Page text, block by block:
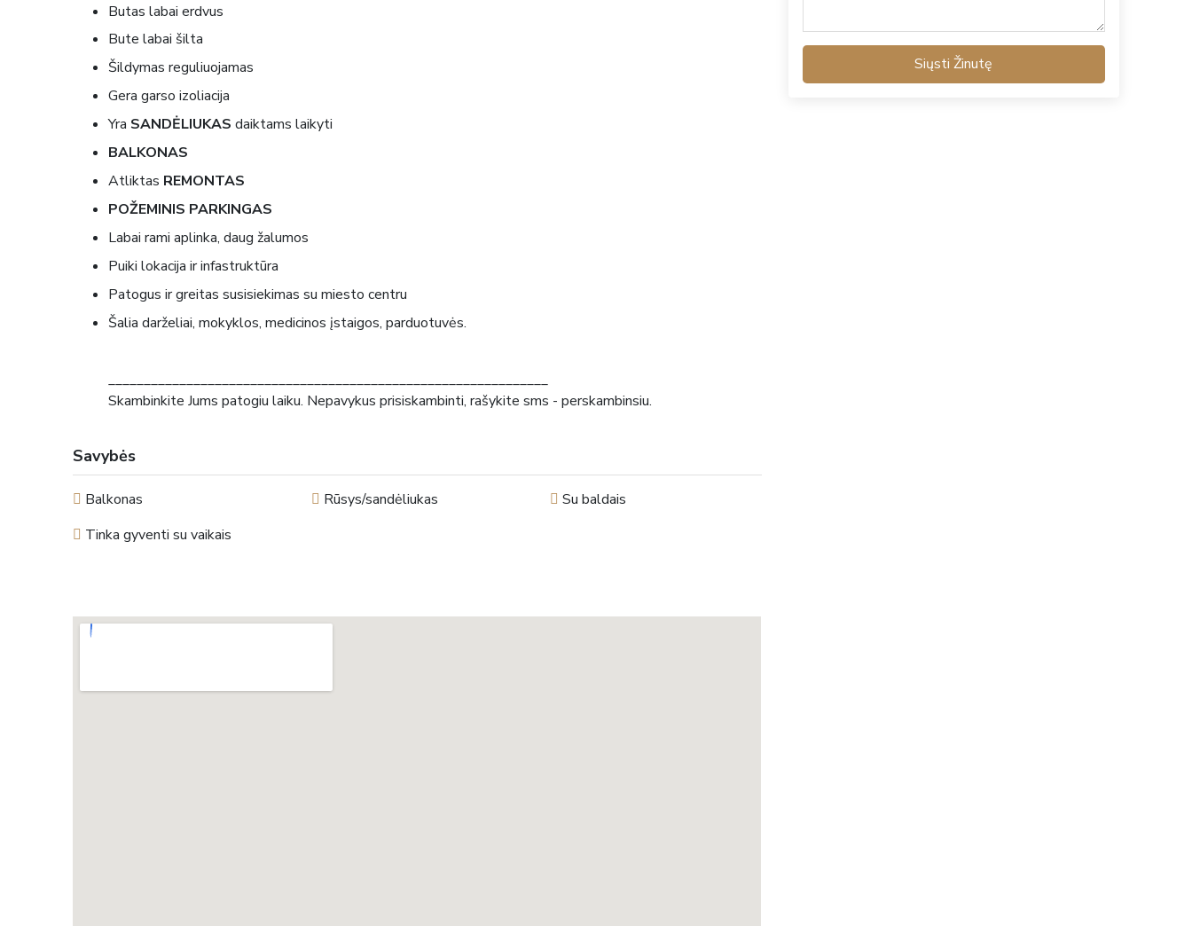
Butas labai erdvus
Bute labai šilta
Šildymas reguliuojamas
Gera garso izoliacija
Yra SANDĖLIUKAS daiktams laikyti
BALKONAS
Atliktas REMONTAS
POŽEMINIS PARKINGAS
Labai rami aplinka, daug žalumos
Puiki lokacija ir infastruktūra
Patogus ir greitas susisiekimas su miesto centru
Šalia darželiai, mokyklos, medicinos įstaigos, parduotuvės.
______________________________________________________________
Skambinkite Jums patogiu laiku. Nepavykus prisiskambinti, rašykite sms - perskambinsiu.
Savybės
Balkonas Rūsys/sandėliukas
Su baldais
Tinka gyventi su vaikais
Siųsti Žinutę